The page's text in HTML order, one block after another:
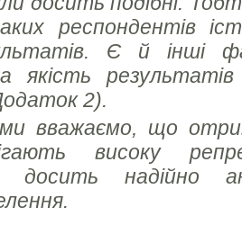
респондентів
Є й інші
якість
2).
вважаємо, що
високу
досить надійно